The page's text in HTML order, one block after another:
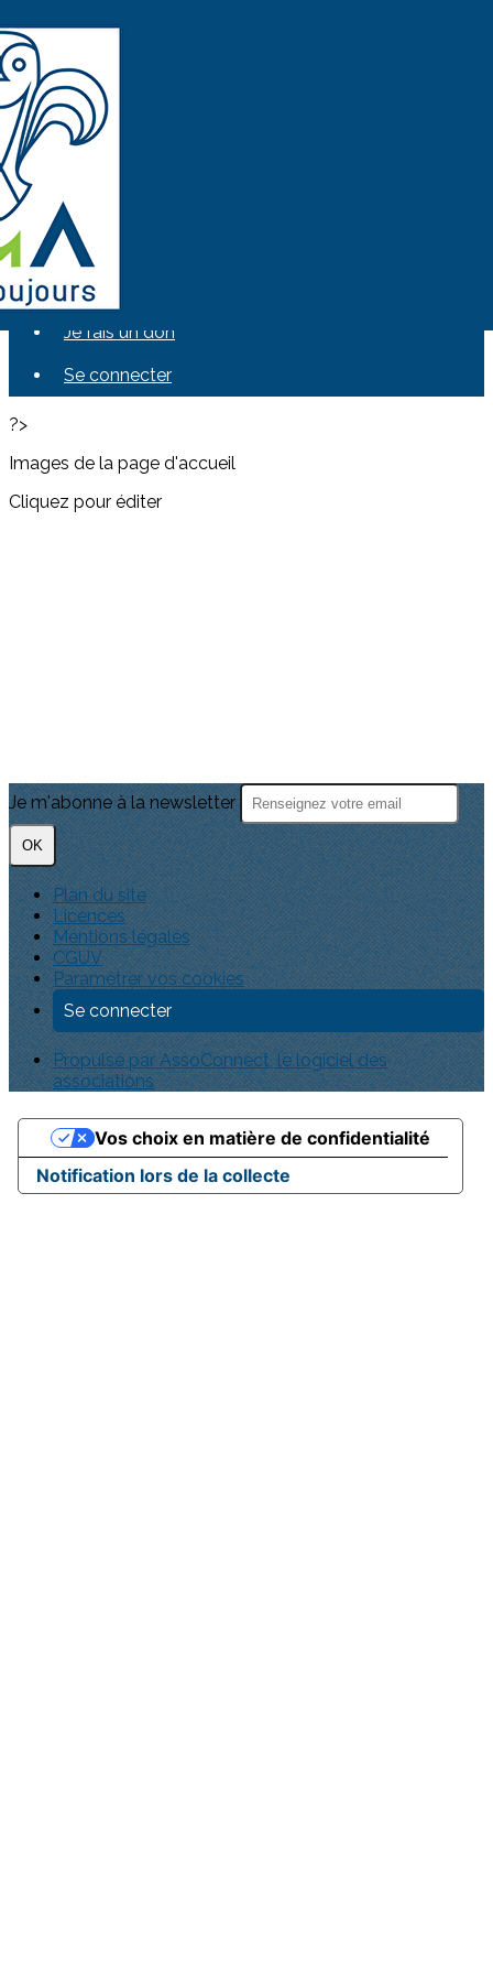
Exporter toutes les colonnes
Exporter uniquement les colonnes affichées
Menu
Ajoutez un logo, un bouton, des réseaux sociaux
Cliquez pour éditer
IAmA
Je deviens Iama
Je fais un don
Se connecter
?>
Images de la page d'accueil
Cliquez pour éditer
Je m'abonne à la newsletter
OK
Plan du site
Licences
Mentions légales
CGUV
Paramétrer vos cookies
Se connecter
Propulsé par AssoConnect, le logiciel des
associations
Notification lors de la collecte
Vos choix en matière de confidentialité